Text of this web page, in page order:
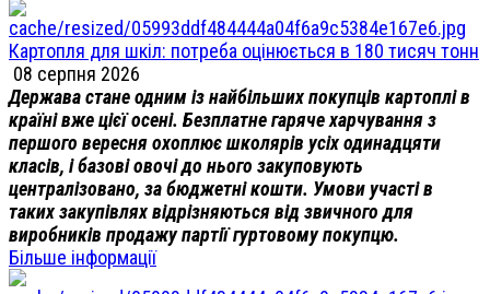
Картопля для шкіл: потреба оцінюється в 180 тисяч тонн
08 серпня 2026
Держава стане одним із найбільших покупців картоплі в
країні вже цієї осені. Безплатне гаряче харчування з
першого вересня охоплює школярів усіх одинадцяти
класів, і базові овочі до нього закуповують
централізовано, за бюджетні кошти. Умови участі в
таких закупівлях відрізняються від звичного для
виробників продажу партії гуртовому покупцю.
Більше інформації